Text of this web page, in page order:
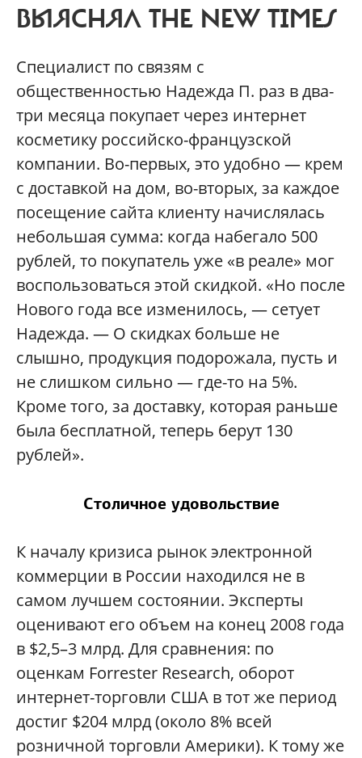
ВЫЯСНЯЛ THE NEW TIMES
Специалист по связям с
общественностью Надежда П. раз в два-
три месяца покупает через интернет
косметику российско-французской
компании. Во-первых, это удобно — крем
с доставкой на дом, во-вторых, за каждое
посещение сайта клиенту начислялась
небольшая сумма: когда набегало 500
рублей, то покупатель уже «в реале» мог
воспользоваться этой скидкой. «Но после
Нового года все изменилось, — сетует
Надежда. — О скидках больше не
слышно, продукция подорожала, пусть и
не слишком сильно — где-то на 5%.
Кроме того, за доставку, которая раньше
была бесплатной, теперь берут 130
рублей».
Столичное удовольствие
К началу кризиса рынок электронной
коммерции в России находился не в
самом лучшем состоянии. Эксперты
оценивают его объем на конец 2008 года
в $2,5–3 млрд. Для сравнения: по
оценкам Forrester Research, оборот
интернет-торговли США в тот же период
достиг $204 млрд (около 8% всей
розничной торговли Америки). К тому же